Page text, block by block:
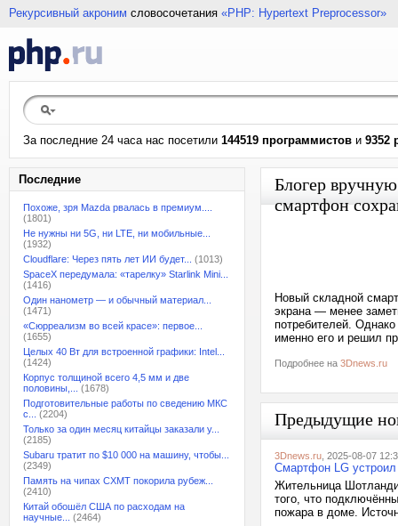
Рекурсивный акроним словосочетания «PHP: Hypertext Preprocessor»
За последние 24 часа нас посетили 144519 программистов и 9352
Последние
Похоже, зря Mazda рвалась в премиум....
(1801)
Не нужны ни 5G, ни LTE, ни мобильные...
(1932)
Cloudflare: Через пять лет ИИ будет...
(1013)
SpaceX передумала: «тарелку» Starlink Mini...
(1416)
Один нанометр — и обычный материал...
(1471)
«Сюрреализм во всей красе»: первое...
(1655)
Целых 40 Вт для встроенной графики: Intel...
(1424)
Корпус толщиной всего 4,5 мм и две
половины,...
(1678)
Подготовительные работы по сведению МКС
с...
(2204)
Только за один месяц китайцы заказали у...
(2185)
Subaru тратит по $10 000 на машину, чтобы...
(2349)
Память на чипах CXMT покорила рубеж...
(2410)
Китай обошёл США по расходам на
научные...
(2464)
Блогер
смартфон
Новый складной
экрана — менее
потребителей.
именно его и решил
Подробнее на 3Dnews.ru
Предыдущие
3Dnews.ru , 2025-08-07
Смартфон LG
Жительница
того, что
пожара в доме.